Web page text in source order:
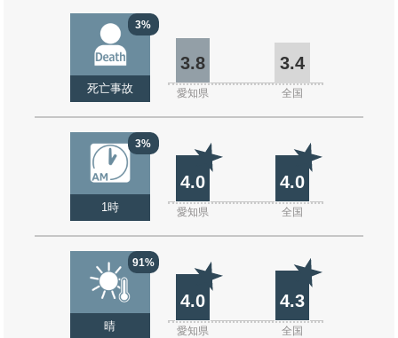
3%
死亡事故
3.8 3.4
愛知県 全国
3%
1時
4.0 4.0
愛知県 全国
91%
晴
4.0 4.3
愛知県 全国